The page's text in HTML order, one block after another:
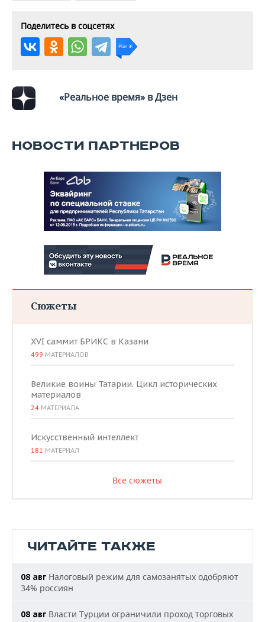
Поделитесь в соцсетях
«Реальное время» в Дзен
НОВОСТИ ПАРТНЕРОВ
Сюжеты
XVI саммит БРИКС в Казани
499 МАТЕРИАЛОВ
Великие воины Татарии. Цикл исторических
материалов
24 МАТЕРИАЛА
Искусственный интеллект
181 МАТЕРИАЛ
Все сюжеты
ЧИТАЙТЕ ТАКЖЕ
08 авг Налоговый режим для самозанятых одобряют
34% россиян
08 авг Власти Турции ограничили проход торговых